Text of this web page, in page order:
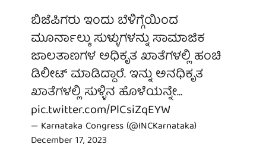
ಬಿಜೆಪಿಗರು ಇಂದು ಬೆಳಿಗ್ಗೆಯಿಂದ
ಮೂರ್ನಾಲ್ಕು ಸುಳ್ಳುಗಳನ್ನು ಸಾಮಾಜಿಕ
ಜಾಲತಾಣಗಳ ಅಧಿಕೃತ ಖಾತೆಗಳಲ್ಲಿ ಹಂಚಿ
ಡಿಲೀಟ್ ಮಾಡಿದ್ದಾರೆ. ಇನ್ನು ಅನಧಿಕೃತ
ಖಾತೆಗಳಲ್ಲಿ ಸುಳ್ಳಿನ ಹೊಳೆಯನ್ನೇ…
pic.twitter.com/PlCsiZqEYW
— Karnataka Congress (@INCKarnataka)
December 17, 2023